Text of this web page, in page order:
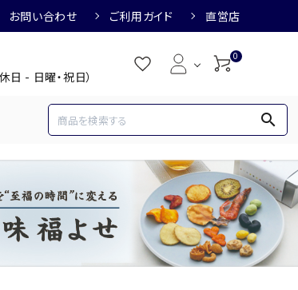
お問い合わせ ご利用ガイド 直営店
- 日曜・祝日）
0
焼酎におすすめ
3,001円～4,000円
search